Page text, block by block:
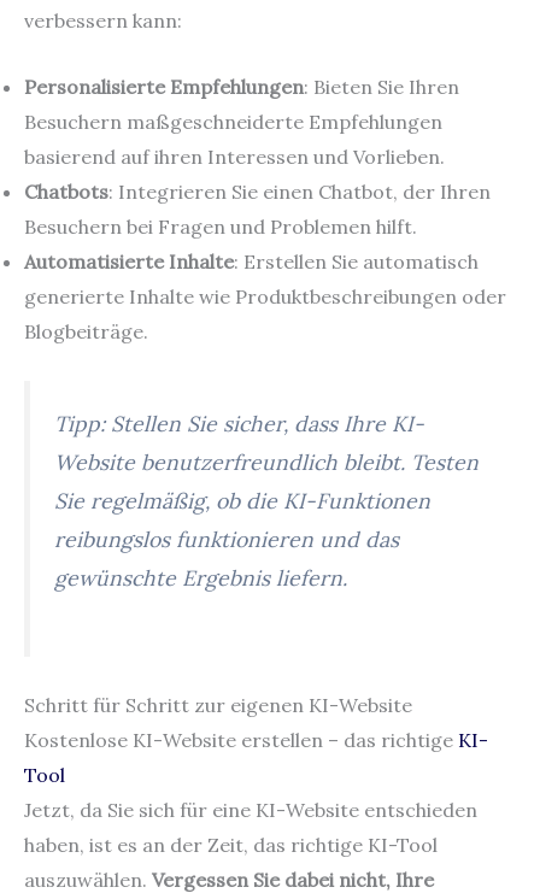
verbessern kann:
Personalisierte Empfehlungen: Bieten Sie Ihren
Besuchern maßgeschneiderte Empfehlungen
basierend auf ihren Interessen und Vorlieben.
Chatbots: Integrieren Sie einen Chatbot, der Ihren
Besuchern bei Fragen und Problemen hilft.
Automatisierte Inhalte: Erstellen Sie automatisch
generierte Inhalte wie Produktbeschreibungen oder
Blogbeiträge.
Tipp: Stellen Sie sicher, dass Ihre KI-
Website benutzerfreundlich bleibt. Testen
Sie regelmäßig, ob die KI-Funktionen
reibungslos funktionieren und das
gewünschte Ergebnis liefern.
Schritt für Schritt zur eigenen KI-Website
Kostenlose KI-Website erstellen – das richtige KI-
Tool
Jetzt, da Sie sich für eine KI-Website entschieden
haben, ist es an der Zeit, das richtige KI-Tool
auszuwählen. Vergessen Sie dabei nicht, Ihre